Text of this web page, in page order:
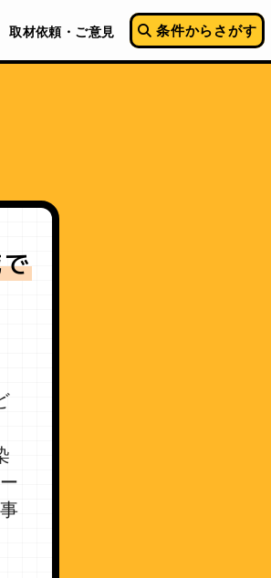
取材依頼・ご意見 条件からさがす